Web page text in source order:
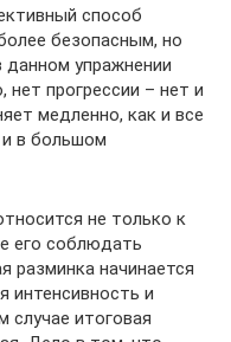
способ
безопасным, но
данном упражнении
прогрессии – нет и
медленно, как и все
в большом
не только к
его соблюдать
разминка начинается
интенсивность и
случае итоговая